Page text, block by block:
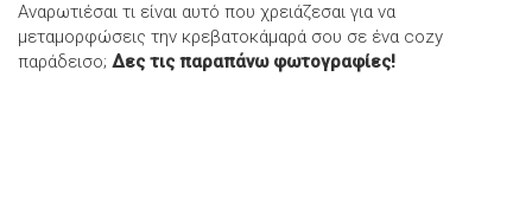
Αναρωτιέσαι τι είναι αυτό που χρειάζεσαι για να
μεταμορφώσεις την κρεβατοκάμαρά σου σε ένα cozy
παράδεισο; Δες τις παραπάνω φωτογραφίες!